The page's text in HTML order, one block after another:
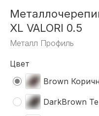
XL VALORI 0.5
Металл Профиль
Цвет
Brown
DarkBrown